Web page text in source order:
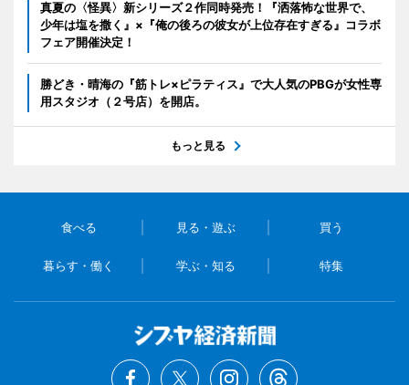
真夏の〈怪異〉新シリーズ２作同時発売！『洒落怖な世界で、
少年は塩を撒く』×『俺の後ろの彼女が上位存在すぎる』コラボ
フェア開催決定！
勝どき・晴海の『筋トレ×ピラティス』で大人気のPBGが女性専
用スタジオ（２号店）を開店。
もっと見る
食べる 見る・遊ぶ 買う
暮らす・働く 学ぶ・知る 特集